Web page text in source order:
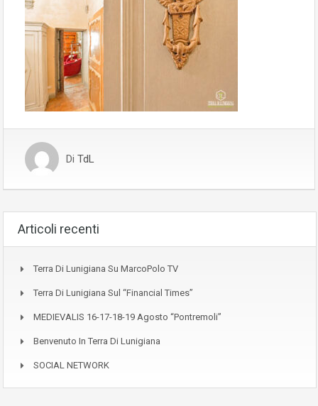
Di TdL
Articoli recenti
Terra Di Lunigiana Su MarcoPolo TV
Terra Di Lunigiana Sul “Financial Times”
MEDIEVALIS 16-17-18-19 Agosto “Pontremoli”
Benvenuto In Terra Di Lunigiana
SOCIAL NETWORK